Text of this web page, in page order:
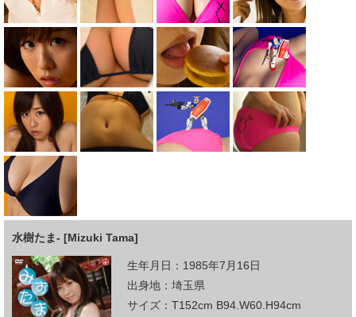
水樹たま- [Mizuki Tama]
生年月日：1985年7月16日
出身地：埼玉県
サイズ：T152cm B94.W60.H94cm